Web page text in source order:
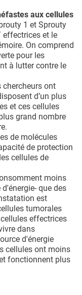
aux cellules
1 et Sprouty
effectrices et le
On comprend
pour les
à lutter contre le
chercheurs ont
d’un plus
et ces cellules
grand nombre
de molécules
de protection
cellules de
moins
que des
est
tumorales
effectrices
dans
d'énergie
cellules ont moins
fonctionnent plus